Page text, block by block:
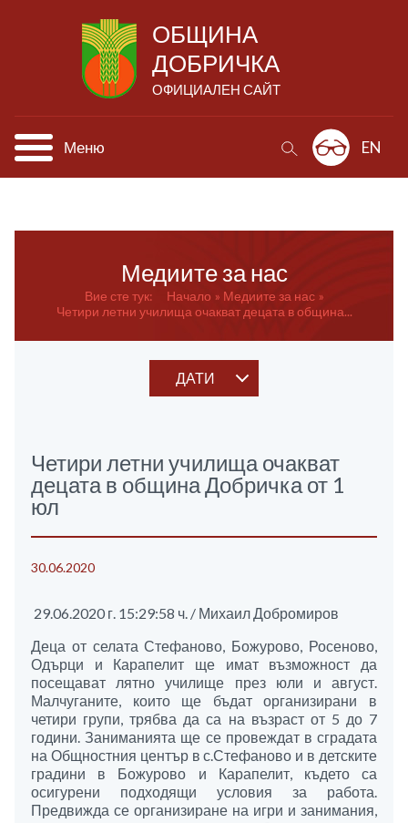
ОБЩИНА
ДОБРИЧКА
ОФИЦИАЛЕН САЙТ
Меню EN
Медиите за нас
Вие сте тук: Начало
Медиите за нас
Четири летни училища очакват децата в община...
ДАТИ
Четири летни училища очакват
децата в община Добричка от 1
юл
30.06.2020
29.06.2020 г. 15:29:58 ч. / Михаил Добромиров
Деца от селата Стефаново, Божурово, Росеново,
Одърци и Карапелит ще имат възможност да
посещават лятно училище през юли и август.
Малчуганите, които ще бъдат организирани в
четири групи, трябва да са на възраст от 5 до 7
години. Заниманията ще се провеждат в сградата
на Общностния център в с.Стефаново и в детските
градини в Божурово и Карапелит, където са
осигурени подходящи условия за работа.
Предвижда се организиране на игри и занимания,